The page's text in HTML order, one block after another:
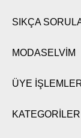
SIKÇA
MODASELVİM
ÜYE
KATEGORİLER